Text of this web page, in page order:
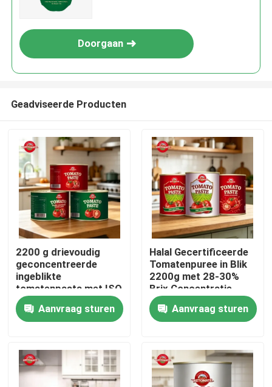
Thuis
Doorgaan
Geadviseerde Producten
2200 g drievoudig
geconcentreerde
ingeblikte
tomatenpasta met ISO
HACCP BRC FDA-
certificering
Aanvraag sturen
Halal Gecertificeerde
Tomatenpuree in Blik
2200g met 28-30%
Brix Concentratie
Aanvraag sturen